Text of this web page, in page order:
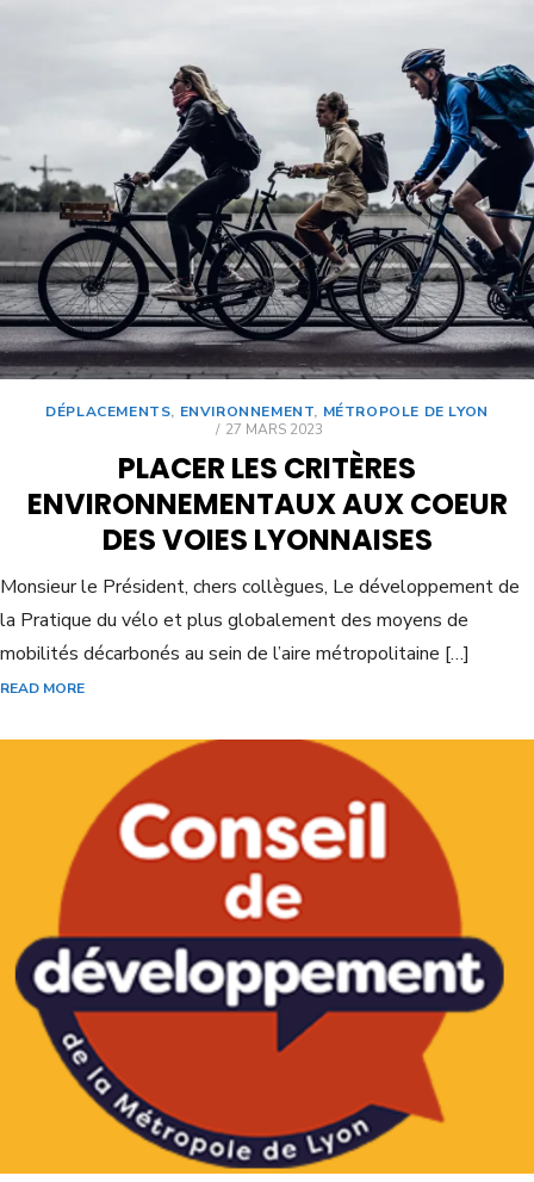
DÉPLACEMENTS, ENVIRONNEMENT, MÉTROPOLE DE LYON
27 MARS 2023
PLACER LES CRITÈRES
ENVIRONNEMENTAUX AUX COEUR
DES VOIES LYONNAISES
Monsieur le Président, chers collègues, Le développement de
la Pratique du vélo et plus globalement des moyens de
mobilités décarbonés au sein de l’aire métropolitaine […]
READ MORE